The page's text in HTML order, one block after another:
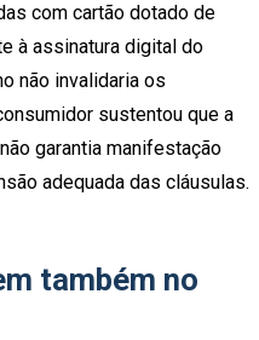
com cartão dotado de
à assinatura digital do
não invalidaria os
sustentou que a
garantia manifestação
adequada das cláusulas.
também no